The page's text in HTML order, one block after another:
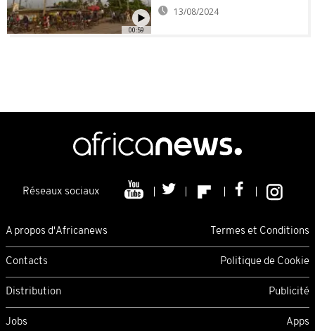
00:59
13/08/2024
Réseaux sociaux
A propos d'Africanews Termes et Conditions
Contacts Politique de Cookie
Distribution Publicité
Jobs Apps